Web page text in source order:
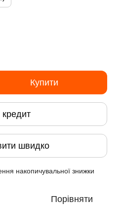
Купити
кредит
швидко
накопичувальної знижки
Порівняти